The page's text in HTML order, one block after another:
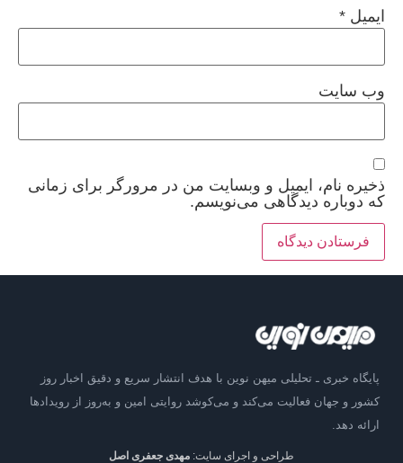
ایمیل *
وب‌ سایت
ذخیره نام، ایمیل و وبسایت من در مرورگر برای زمانی
که دوباره دیدگاهی می‌نویسم.
پایگاه خبری ـ تحلیلی میهن نوین با هدف انتشار سریع و دقیق اخبار روز
کشور و جهان فعالیت می‌کند و می‌کوشد روایتی امین و به‌روز از رویدادها
ارائه دهد.
طراحی و اجرای سایت: مهدی جعفری اصل